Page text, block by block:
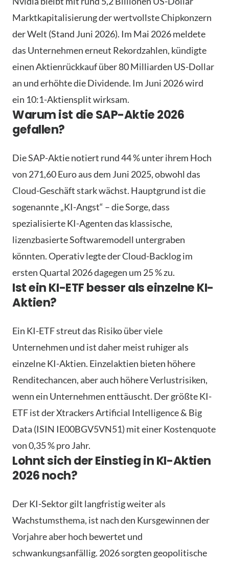
Marktkapitalisierung der wertvollste Chipkonzern
der Welt (Stand Juni 2026). Im Mai 2026 meldete
das Unternehmen erneut Rekordzahlen, kündigte
einen Aktienrückkauf über 80 Milliarden US-Dollar
an und erhöhte die Dividende. Im Juni 2026 wird
ein 10:1-Aktiensplit wirksam.
Warum ist die SAP-Aktie 2026
gefallen?
Die SAP-Aktie notiert rund 44 % unter ihrem Hoch
von 271,60 Euro aus dem Juni 2025, obwohl das
Cloud-Geschäft stark wächst. Hauptgrund ist die
sogenannte „KI-Angst“ – die Sorge, dass
spezialisierte KI-Agenten das klassische,
lizenzbasierte Softwaremodell untergraben
könnten. Operativ legte der Cloud-Backlog im
ersten Quartal 2026 dagegen um 25 % zu.
Ist ein KI-ETF besser als einzelne KI-
Aktien?
Ein KI-ETF streut das Risiko über viele
Unternehmen und ist daher meist ruhiger als
einzelne KI-Aktien. Einzelaktien bieten höhere
Renditechancen, aber auch höhere Verlustrisiken,
wenn ein Unternehmen enttäuscht. Der größte KI-
ETF ist der Xtrackers Artificial Intelligence & Big
Data (ISIN IE00BGV5VN51) mit einer Kostenquote
von 0,35 % pro Jahr.
Lohnt sich der Einstieg in KI-Aktien
2026 noch?
Der KI-Sektor gilt langfristig weiter als
Wachstumsthema, ist nach den Kursgewinnen der
Vorjahre aber hoch bewertet und
schwankungsanfällig. 2026 sorgten geopolitische